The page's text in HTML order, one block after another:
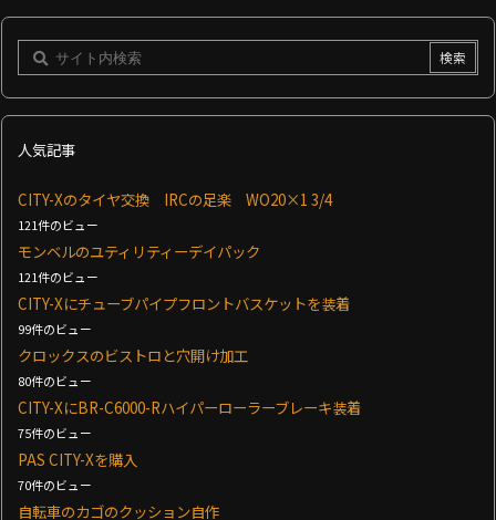
人気記事
CITY-Xのタイヤ交換 IRCの足楽 WO20×1 3/4
121件のビュー
モンベルのユティリティーデイパック
121件のビュー
CITY-Xにチューブパイプフロントバスケットを装着
99件のビュー
クロックスのビストロと穴開け加工
80件のビュー
CITY-XにBR-C6000-Rハイパーローラーブレーキ装着
75件のビュー
PAS CITY-Xを購入
70件のビュー
自転車のカゴのクッション自作